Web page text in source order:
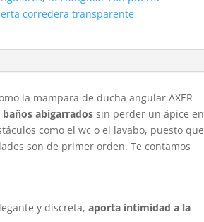
corredera transparente
la mampara de ducha angular AXER
abigarrados sin perder un ápice en
como el wc o el lavabo, puesto que
son de primer orden. Te contamos
y discreta,aporta intimidad a la